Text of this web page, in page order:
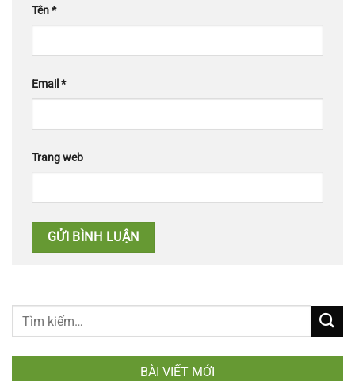
Tên*
Email *
Trang web
BÀI VIẾT MỚI